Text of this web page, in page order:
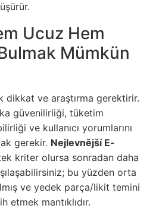
Ucuz Hem
Mümkün
dikkat ve araştırma gerektirir.
güvenilirliği, tüketim
ve kullanıcı yorumlarını
gerekir. Nejlevnější E-
kriter olursa sonradan daha
bu yüzden orta
ve yedek parça/likit temini
etmek mantıklıdır.